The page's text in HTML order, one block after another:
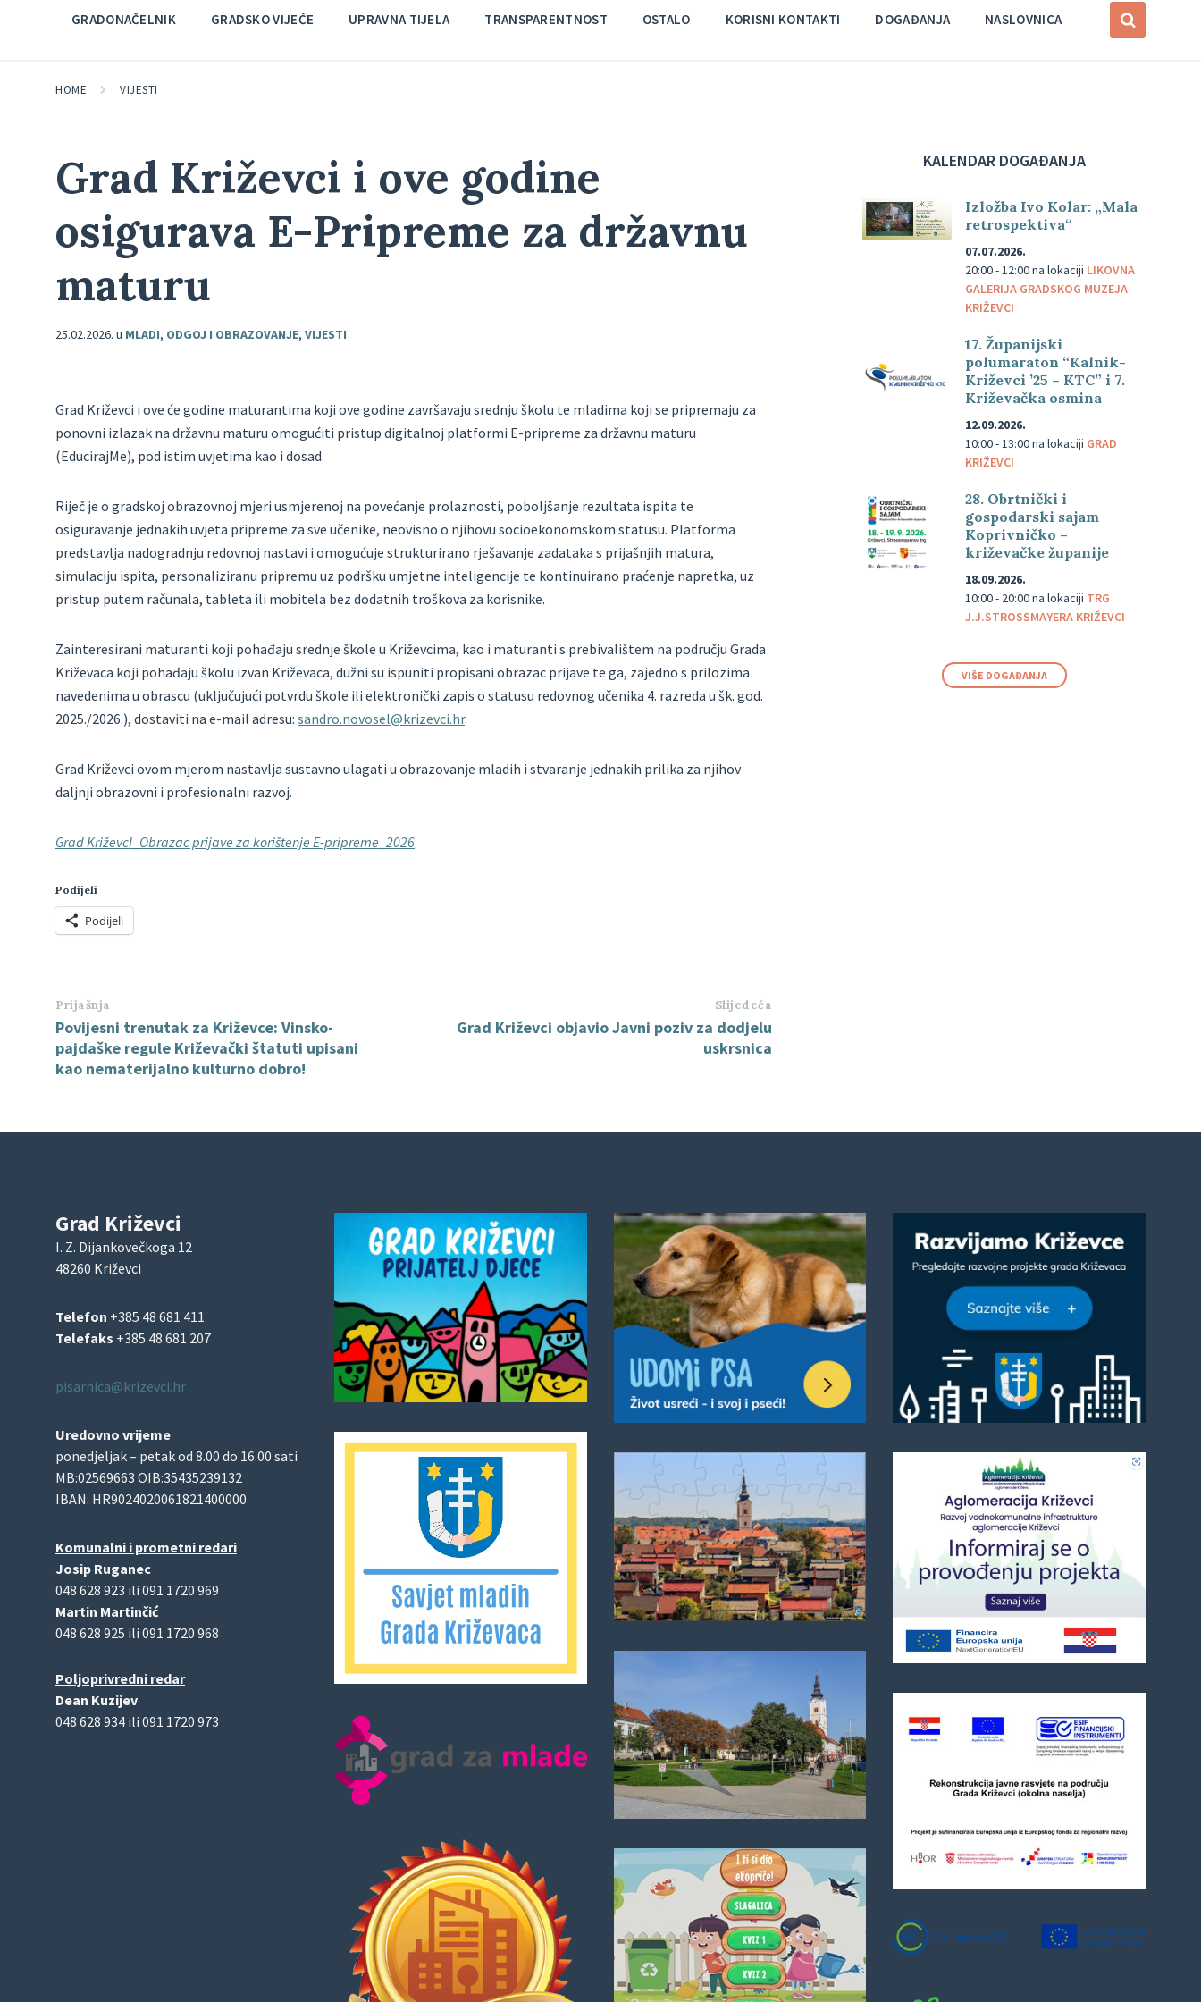
GRADONAČELNIK GRADSKO VIJEĆE UPRAVNA TIJELA TRANSPARENTNOST OSTALO KORISNI KONTAKTI DOGAĐANJA NASLOVNICA
HOME VIJESTI
Grad Križevci i ove godine
osigurava E-Pripreme za državnu
maturu
25.02.2026. u MLADI, ODGOJ I OBRAZOVANJE, VIJESTI
Grad Križevci i ove će godine maturantima koji ove godine završavaju srednju školu te mladima koji se pripremaju za
ponovni izlazak na državnu maturu omogućiti pristup digitalnoj platformi E-pripreme za državnu maturu
(EducirajMe), pod istim uvjetima kao i dosad.
Riječ je o gradskoj obrazovnoj mjeri usmjerenoj na povećanje prolaznosti, poboljšanje rezultata ispita te
osiguravanje jednakih uvjeta pripreme za sve učenike, neovisno o njihovu socioekonomskom statusu. Platforma
predstavlja nadogradnju redovnoj nastavi i omogućuje strukturirano rješavanje zadataka s prijašnjih matura,
simulaciju ispita, personaliziranu pripremu uz podršku umjetne inteligencije te kontinuirano praćenje napretka, uz
pristup putem računala, tableta ili mobitela bez dodatnih troškova za korisnike.
Zainteresirani maturanti koji pohađaju srednje škole u Križevcima, kao i maturanti s prebivalištem na području Grada
Križevaca koji pohađaju školu izvan Križevaca, dužni su ispuniti propisani obrazac prijave te ga, zajedno s prilozima
navedenima u obrascu (uključujući potvrdu škole ili elektronički zapis o statusu redovnog učenika 4. razreda u šk. god.
2025./2026.), dostaviti na e-mail adresu: sandro.novosel@krizevci.hr.
Grad Križevci ovom mjerom nastavlja sustavno ulagati u obrazovanje mladih i stvaranje jednakih prilika za njihov
daljnji obrazovni i profesionalni razvoj.
Grad KriževcI_Obrazac prijave za korištenje E-pripreme_2026
Podijeli
Podijeli
Prijašnja
Povijesni trenutak za Križevce: Vinsko-
pajdaške regule Križevački štatuti upisani
kao nematerijalno kulturno dobro!
Slijedeća
Grad Križevci objavio Javni poziv za dodjelu
uskrsnica
KALENDAR DOGAĐANJA
Izložba Ivo Kolar: „Mala
retrospektiva“
07.07.2026.
20:00 - 12:00na lokaciji LIKOVNA
GALERIJA GRADSKOG MUZEJA
KRIŽEVCI
17. Županijski
polumaraton “Kalnik-
Križevci ’25 – KTC” i 7.
Križevačka osmina
12.09.2026.
10:00 - 13:00na lokaciji GRAD
KRIŽEVCI
28. Obrtnički i
gospodarski sajam
Koprivničko –
križevačke županije
18.09.2026.
10:00 - 20:00na lokaciji TRG
J.J.STROSSMAYERA KRIŽEVCI
VIŠE DOGAĐANJA
Grad Križevci
I. Z. Dijankovečkoga 12
48260 Križevci
Telefon +385 48 681 411
Telefaks +385 48 681 207
pisarnica@krizevci.hr
Uredovno vrijeme
ponedjeljak – petak od 8.00 do 16.00 sati
MB:02569663 OIB:35435239132
IBAN: HR9024020061821400000
Komunalni i prometni redari
Josip Ruganec
048 628 923 ili 091 1720 969
Martin Martinčić
048 628 925 ili 091 1720 968
Poljoprivredni redar
Dean Kuzijev
048 628 934 ili 091 1720 973